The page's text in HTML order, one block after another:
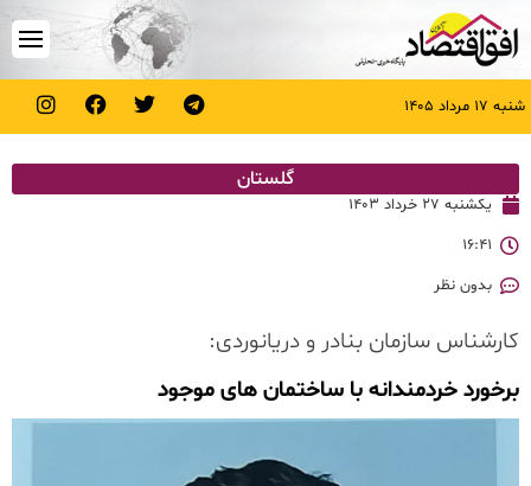
شنبه ۱۷ مرداد ۱۴۰۵
گلستان
یکشنبه ۲۷ خرداد ۱۴۰۳
۱۶:۴۱
بدون نظر
کارشناس سازمان بنادر و دریانوردی:
برخورد خردمندانه با ساختمان های موجود